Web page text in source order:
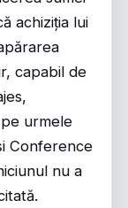
achiziția lui
capabil de
urmele
Conference
nu a